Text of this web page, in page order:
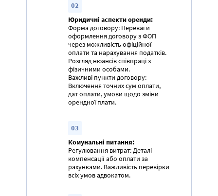
02
Юридичні аспекти оренди:
Форма договору: Переваги
оформлення договору з ФОП
через можливість офіційної
оплати та нарахування податків.
Розгляд нюансів співпраці з
фізичними особами.
Важливі пункти договору:
Включення точних сум оплати,
дат оплати, умови щодо зміни
орендної плати.
03
Комунальні питання:
Регулювання витрат: Деталі
компенсації або оплати за
рахунками. Важливість перевірки
всіх умов адвокатом.